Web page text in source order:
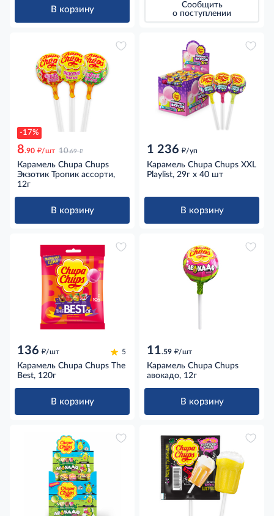
В корзину
Сообщить
о поступлении
-17%
8.90 д/шт 10.69 д
Карамель Chupa Chups
Экзотик Тропик ассорти,
12г
В корзину
1 236 д/уп
Карамель Chupa Chups XXL
Playlist, 29г x 40 шт
В корзину
136 д/шт 5
Карамель Chupa Chups The
Best, 120г
В корзину
11.59 д/шт
Карамель Chupa Chups
авокадо, 12г
В корзину